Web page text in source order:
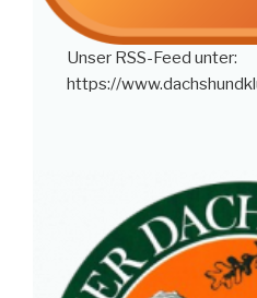
Unser RSS-Feed unter:
https://